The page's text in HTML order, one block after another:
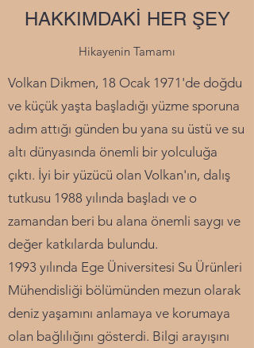
HAKKIMDAKİ HER ŞEY
Hikayenin Tamamı
Volkan Dikmen, 18 Ocak 1971'de doğdu
ve küçük yaşta başladığı yüzme sporuna
adım attığı günden bu yana su üstü ve su
altı dünyasında önemli bir yolculuğa
çıktı. İyi bir yüzücü olan Volkan'ın, dalış
tutkusu 1988 yılında başladı ve o
zamandan beri bu alana önemli saygı ve
değer katkılarda bulundu.
1993 yılında Ege Üniversitesi Su Ürünleri
Mühendisliği bölümünden mezun olarak
deniz yaşamını anlamaya ve korumaya
olan bağlılığını gösterdi. Bilgi arayışını